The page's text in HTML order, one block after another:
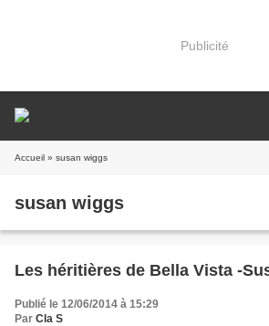
Publicité
Accueil » susan wiggs
susan wiggs
Les héritières de Bella Vista -
Publié le 12/06/2014 à 15:29
Par Cla S